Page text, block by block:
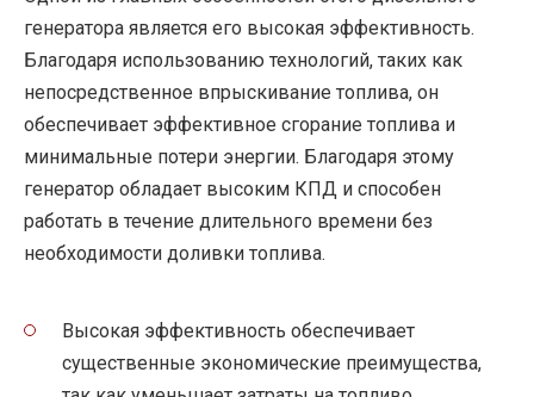
генератора является его высокая эффективность.
Благодаря использованию технологий, таких как
непосредственное впрыскивание топлива, он
обеспечивает эффективное сгорание топлива и
минимальные потери энергии. Благодаря этому
генератор обладает высоким КПД и способен
работать в течение длительного времени без
необходимости доливки топлива.
Высокая эффективность обеспечивает
существенные экономические преимущества,